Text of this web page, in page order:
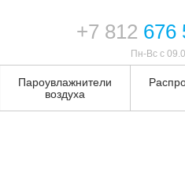
+7 812 676
Пн-Вс с
Пароувлажнители
воздуха